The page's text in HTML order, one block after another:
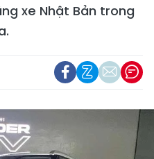
xe Nhật Bản trong